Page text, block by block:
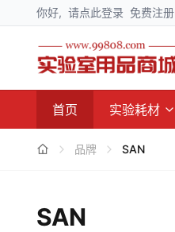
你好, 请点此登录 免费注册
首页 实验耗材
品牌 SAN
SAN